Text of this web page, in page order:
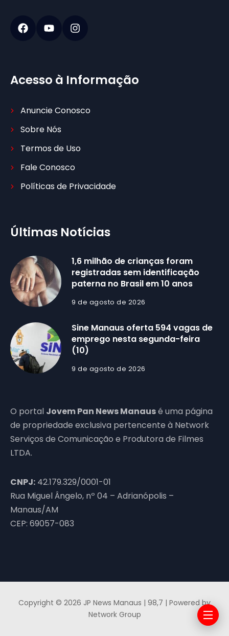
Acesso à Informação
Anuncie Conosco
Sobre Nós
Termos de Uso
Fale Conosco
Políticas de Privacidade
Últimas Notícias
1,6 milhão de crianças foram
registradas sem identificação
paterna no Brasil em 10 anos
9 de agosto de 2026
Sine Manaus oferta 594 vagas de
emprego nesta segunda-feira
(10)
9 de agosto de 2026
O portal Jovem Pan News Manausé uma página
de propriedade exclusiva pertencente à Network
Serviços de Comunicação e Produtora de Filmes
LTDA.
CNPJ: 42.179.329/0001-01
Rua Miguel Ângelo, nº 04 – Adrianópolis –
Manaus/AM
CEP: 69057-083
Copyright © 2026 JP News Manaus | 98,7 | Powered by
Network Group